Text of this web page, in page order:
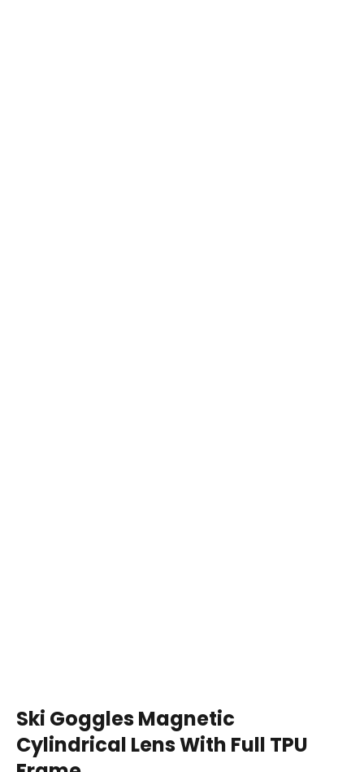
Ski Goggles Magnetic
Cylindrical Lens With Full TPU